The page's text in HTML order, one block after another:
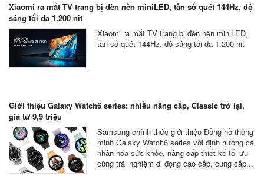
Xiaomi ra mắt TV trang bị đèn nền miniLED, tần số quét 144Hz, độ
sáng tối đa 1.200 nit
Xiaomi ra mắt TV trang bị đèn nền miniLED,
tần số quét 144Hz, độ sáng tối đa 1.200 nit
Giới thiệu Galaxy Watch6 series: nhiều nâng cấp, Classic trở lại,
giá từ 9,9 triệu
Samsung chính thức giới thiệu Đồng hồ thông
minh Galaxy Watch6 series với định hướng cá
nhân hóa sức khỏe, nâng cấp thiết kế tối ưu
cùng trải nghiệm di động cao cấp, cung cấp...